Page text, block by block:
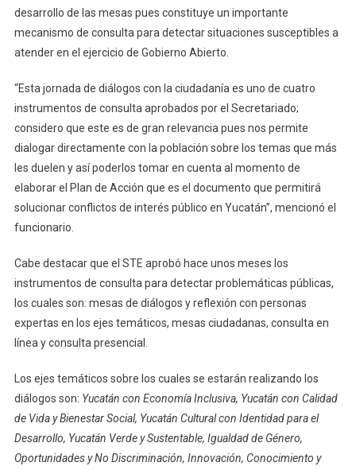
desarrollo de las mesas pues constituye un importante
mecanismo de consulta para detectar situaciones susceptibles a
atender en el ejercicio de Gobierno Abierto.
“Esta jornada de diálogos con la ciudadanía es uno de cuatro
instrumentos de consulta aprobados por el Secretariado;
considero que este es de gran relevancia pues nos permite
dialogar directamente con la población sobre los temas que más
les duelen y así poderlos tomar en cuenta al momento de
elaborar el Plan de Acción que es el documento que permitirá
solucionar conflictos de interés público en Yucatán”, mencionó el
funcionario.
Cabe destacar que el STE aprobó hace unos meses los
instrumentos de consulta para detectar problemáticas públicas,
los cuales son: mesas de diálogos y reflexión con personas
expertas en los ejes temáticos, mesas ciudadanas, consulta en
línea y consulta presencial.
Los ejes temáticos sobre los cuales se estarán realizando los
diálogos son: Yucatán con Economía Inclusiva, Yucatán con Calidad
de Vida y Bienestar Social, Yucatán Cultural con Identidad para el
Desarrollo, Yucatán Verde y Sustentable, Igualdad de Género,
Oportunidades y No Discriminación, Innovación, Conocimiento y